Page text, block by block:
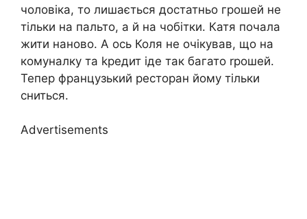
чоловіка, то лишається достатньо грошей не
тільки на пальто, а й на чобітки. Катя почала
жити наново. А ось Коля не очікував, що на
комуналку та kредит іде так багато rрошей.
Тепер французький ресторан йому тільки
сниться.
Advertisements